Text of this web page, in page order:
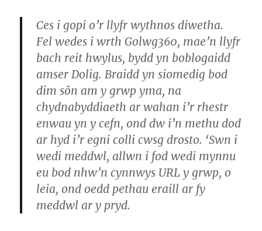
Ces i gopi o’r llyfr wythnos diwetha.
Fel wedes i wrth Golwg360, mae’n llyfr
bach reit hwylus, bydd yn boblogaidd
amser Dolig. Braidd yn siomedig bod
dim sôn am y grwp yma, na
chydnabyddiaeth ar wahan i’r rhestr
enwau yn y cefn, ond dw i’n methu dod
ar hyd i’r egni colli cwsg drosto. ‘Swn i
wedi meddwl, allwn i fod wedi mynnu
eu bod nhw’n cynnwys URL y grwp, o
leia, ond oedd pethau eraill ar fy
meddwl ar y pryd.